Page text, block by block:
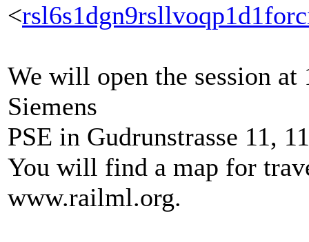
<
We will open the session
Siemens
PSE in Gudrunstrasse 11,
You will find a map for
www.railml.org.